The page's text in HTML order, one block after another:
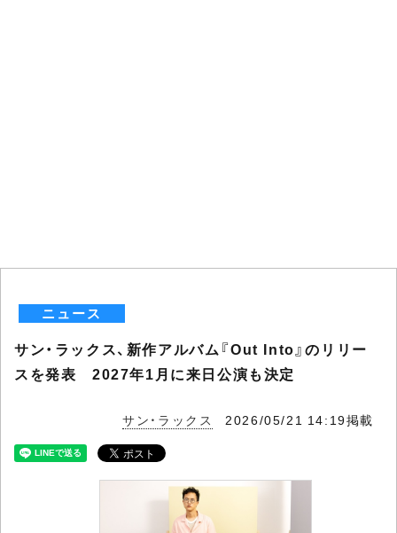
ニュース
サン・ラックス、新作アルバム『Out Into』のリリー
スを発表 2027年1月に来日公演も決定
サン・ラックス 2026/05/21 14:19掲載